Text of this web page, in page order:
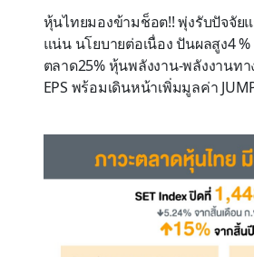
หุ้นไทยมองข้ามช็อต!! พุ่งรับปัจจัย
แน่น นโยบายต่อเนื่อง ปันผลสูง4
ตลาด25% หุ้นพลังงาน-พลังงานท
EPS พร้อมเดินหน้าเพิ่มมูลค่า